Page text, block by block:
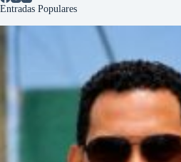
Entradas Populares